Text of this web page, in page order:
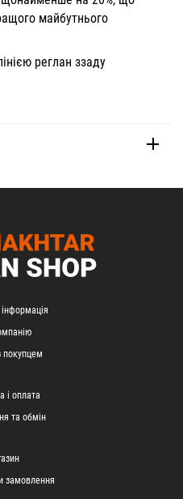
майбутнього
реглан ззаду
покупцем
і оплата
та обмін
замовлення